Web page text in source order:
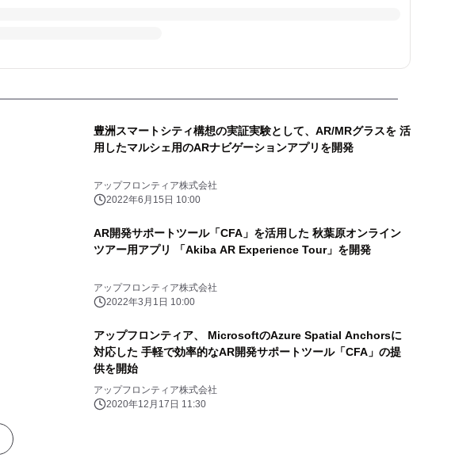
豊洲スマートシティ構想の実証実験として、AR/MRグラスを 活
用したマルシェ用のARナビゲーションアプリを開発
アップフロンティア株式会社
2022年6月15日 10:00
AR開発サポートツール「CFA」を活用した 秋葉原オンライン
ツアー用アプリ 「Akiba AR Experience Tour」を開発
アップフロンティア株式会社
2022年3月1日 10:00
アップフロンティア、 MicrosoftのAzure Spatial Anchorsに
対応した 手軽で効率的なAR開発サポートツール「CFA」の提
供を開始
アップフロンティア株式会社
2020年12月17日 11:30